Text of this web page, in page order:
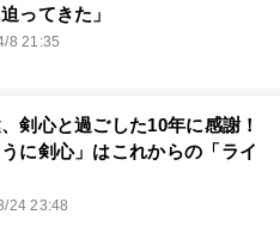
ってきた」
8 21:35
剣心と過ごした10年に感謝！
うに剣心」はこれからの「ライ
24 23:48